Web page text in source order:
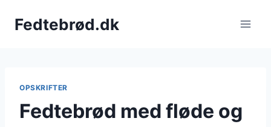
Fedtebrød.dk
OPSKRIFTER
Fedtebrød med fløde og